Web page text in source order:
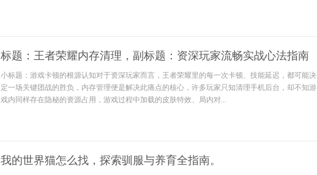
标题：王者荣耀内存清理，副标题：资深玩家流畅实战心法指南
小标题：游戏卡顿的根源认知对于资深玩家而言，王者荣耀里的每一次卡顿、技能延迟，都可能决
定一场关键团战的胜负，内存管理便是解决此痛点的核心，许多玩家只知清理手机后台，却不知游
戏内同样存在隐秘的资源占用，游戏过程中加载的皮肤特效、局内对...
我的世界猫怎么找，探索驯服与养育全指南。